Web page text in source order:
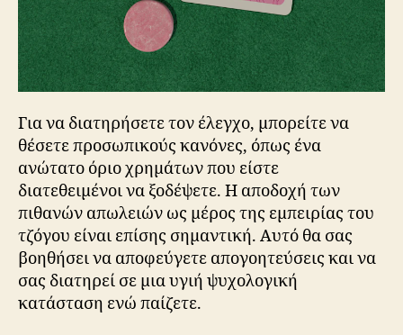
Για να διατηρήσετε τον έλεγχο, μπορείτε να
θέσετε προσωπικούς κανόνες, όπως ένα
ανώτατο όριο χρημάτων που είστε
διατεθειμένοι να ξοδέψετε. Η αποδοχή των
πιθανών απωλειών ως μέρος της εμπειρίας του
τζόγου είναι επίσης σημαντική. Αυτό θα σας
βοηθήσει να αποφεύγετε απογοητεύσεις και να
σας διατηρεί σε μια υγιή ψυχολογική
κατάσταση ενώ παίζετε.